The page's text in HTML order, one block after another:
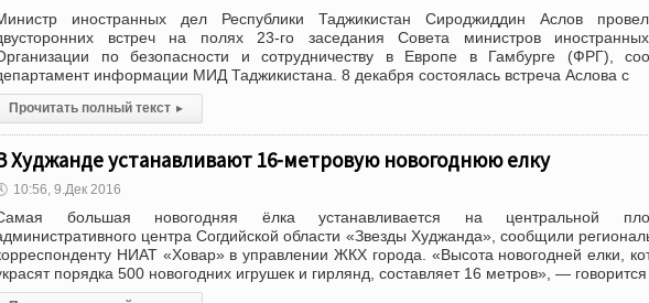
иностранных дел Республики Таджикистан Сироджиддин Аслов
встреч на полях 23-го заседания Совета министров
по безопасности и сотрудничеству в Европе в Гамбурге (ФРГ),
информации МИД Таджикистана. 8 декабря состоялась встреча Аслова с
Прочитать полный текст ▸
Худжанде устанавливают 16-метровую новогоднюю елку
10:56, 9.Дек 2016
большая новогодняя ёлка устанавливается на центральной
центра Согдийской области «Звезды Худжанда», сообщили
НИАТ «Ховар» в управлении ЖКХ города. «Высота новогодней елки,
порядка 500 новогодних игрушек и гирлянд, составляет 16 метров», —